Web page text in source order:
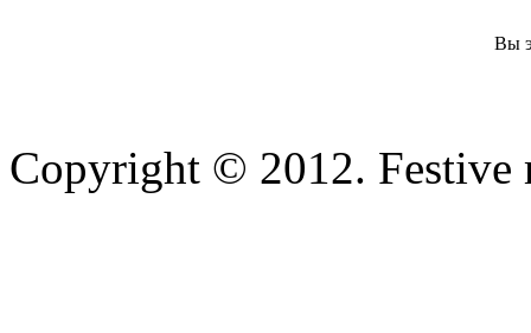
Вы
Copyright © 2012. Festive